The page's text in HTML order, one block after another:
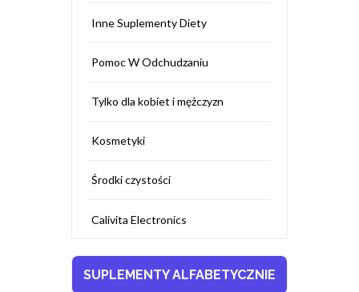
Inne Suplementy Diety
Pomoc W Odchudzaniu
Tylko dla kobiet i mężczyzn
Kosmetyki
Środki czystości
Calivita Electronics
SUPLEMENTY ALFABETYCZNIE